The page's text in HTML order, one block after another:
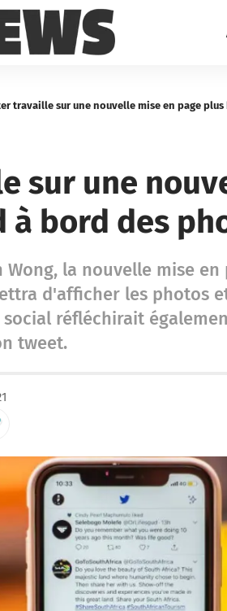
travaille sur une nouvelle mise en page
sur une
à bord des
Wong, la nouvelle mise
d'afficher les photos
réfléchirait
tweet.